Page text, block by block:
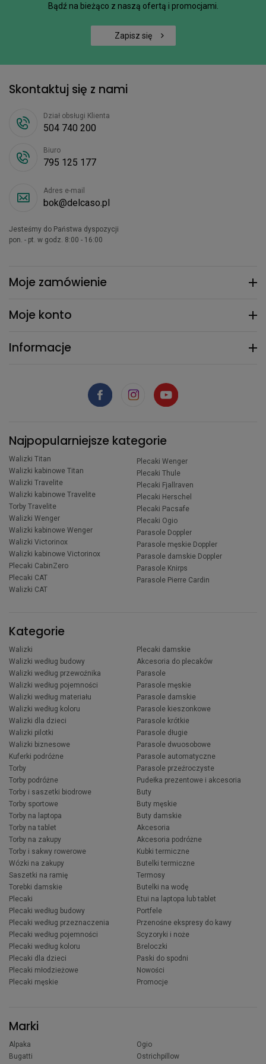
Bądź na bieżąco z naszą ofertą i promocjami.
Zapisz się
Moje zamówienie
Moje konto
Informacje
Skontaktuj się z nami
Dział obsługi Klienta
504 740 200
Biuro
795 125 177
Adres e-mail
bok@delcaso.pl
Jesteśmy do Państwa dyspozycji
pon. - pt. w godz. 8:00 - 16:00
Najpopularniejsze kategorie
Walizki Titan
Walizki kabinowe Titan
Walizki Travelite
Walizki kabinowe Travelite
Torby Travelite
Walizki Wenger
Walizki kabinowe Wenger
Walizki Victorinox
Walizki kabinowe Victorinox
Plecaki CabinZero
Plecaki CAT
Walizki CAT
Plecaki Wenger
Plecaki Thule
Plecaki Fjallraven
Plecaki Herschel
Plecaki Pacsafe
Plecaki Ogio
Parasole Doppler
Parasole męskie Doppler
Parasole damskie Doppler
Parasole Knirps
Parasole Pierre Cardin
Kategorie
Walizki
Walizki według budowy
Walizki według przewoźnika
Walizki według pojemności
Walizki według materiału
Walizki według koloru
Walizki dla dzieci
Walizki pilotki
Walizki biznesowe
Kuferki podróżne
Torby
Torby podróżne
Torby i saszetki biodrowe
Torby sportowe
Torby na laptopa
Torby na tablet
Torby na zakupy
Torby i sakwy rowerowe
Wózki na zakupy
Saszetki na ramię
Torebki damskie
Plecaki
Plecaki według budowy
Plecaki według przeznaczenia
Plecaki według pojemności
Plecaki według koloru
Plecaki dla dzieci
Plecaki młodzieżowe
Plecaki męskie
Plecaki damskie
Akcesoria do plecaków
Parasole
Parasole męskie
Parasole damskie
Parasole kieszonkowe
Parasole krótkie
Parasole długie
Parasole dwuosobowe
Parasole automatyczne
Parasole przeźroczyste
Pudełka prezentowe i akcesoria
Buty
Buty męskie
Buty damskie
Akcesoria
Akcesoria podróżne
Kubki termiczne
Butelki termiczne
Termosy
Butelki na wodę
Etui na laptopa lub tablet
Portfele
Przenośne ekspresy do kawy
Scyzoryki i noże
Breloczki
Paski do spodni
Nowości
Promocje
Marki
Alpaka
Bugatti
Ogio
Ostrichpillow